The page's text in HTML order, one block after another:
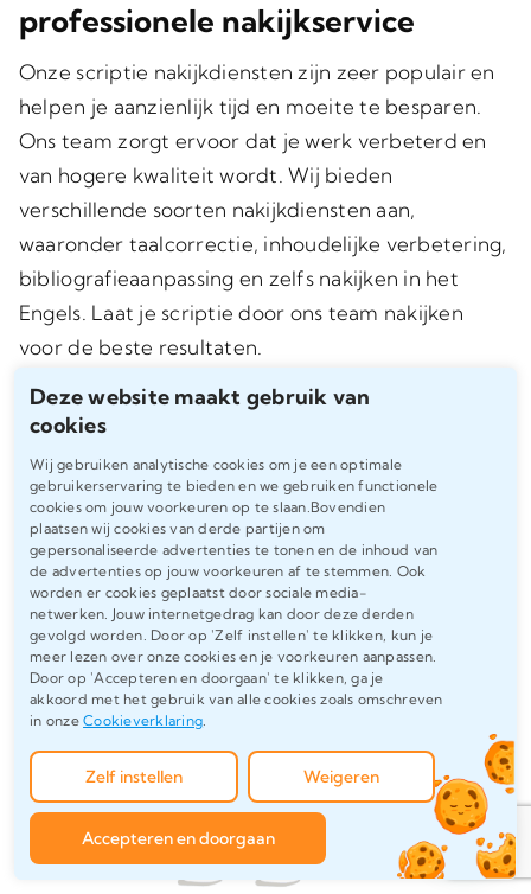
Deze website maakt gebruik van
cookies
Wij gebruiken analytische cookies om je een optimale
gebruikerservaring te bieden en we gebruiken functionele
cookies om jouw voorkeuren op te slaan.Bovendien
plaatsen wij cookies van derde partijen om
gepersonaliseerde advertenties te tonen en de inhoud van
de advertenties op jouw voorkeuren af te stemmen. Ook
worden er cookies geplaatst door sociale media-
netwerken. Jouw internetgedrag kan door deze derden
gevolgd worden. Door op 'Zelf instellen' te klikken, kun je
meer lezen over onze cookies en je voorkeuren aanpassen.
Door op 'Accepteren en doorgaan' te klikken, ga je
akkoord met het gebruik van alle cookies zoals omschreven
in onzeCookieverklaring.
Zelf instellen Weigeren
Accepteren en doorgaan
professionele nakijkservice
Onze scriptie nakijkdiensten zijn zeer populair en
helpen je aanzienlijk tijd en moeite te besparen.
Ons team zorgt ervoor dat je werk verbeterd en
van hogere kwaliteit wordt. Wij bieden
verschillende soorten nakijkdiensten aan,
waaronder taalcorrectie, inhoudelijke verbetering,
bibliografieaanpassing en zelfs nakijken in het
Engels. Laat je scriptie door ons team nakijken
voor de beste resultaten.
Lees meer over onze nakijkdiensten